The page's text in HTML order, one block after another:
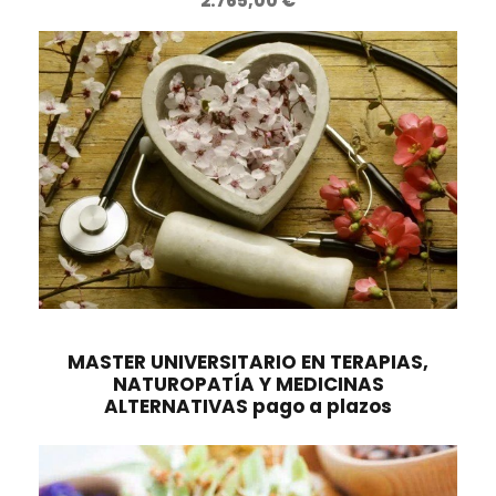
r
a
:
7
9
8
,
0
0
€
3
9
,
0
0
€
.
MASTER UNIVERSITARIO EN TERAPIAS,
NATUROPATÍA Y MEDICINAS
ALTERNATIVAS pago a plazos